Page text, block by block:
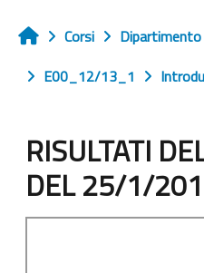
Home
Corsi Dipartimento
E00_12/13_1
RISULTATI
DEL 25/1/
Aggregazione dei criteri